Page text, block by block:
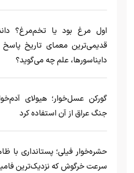
اول مرغ بود یا تخم‌مرغ؟
قدیمی‌ترین معمای تاریخ پاسخ
دایناسورها، علم چه می‌گوید؟
گورکن عسل‌خوار؛ هیولای
جنگ عراق از آن استفاده کرد
حشره‌خوار فیلی؛ پستانداری با
سرعت خرگوش که نزدیک‌ترین